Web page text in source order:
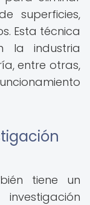
superficies,
Esta técnica
la industria
entre otras,
tiene un